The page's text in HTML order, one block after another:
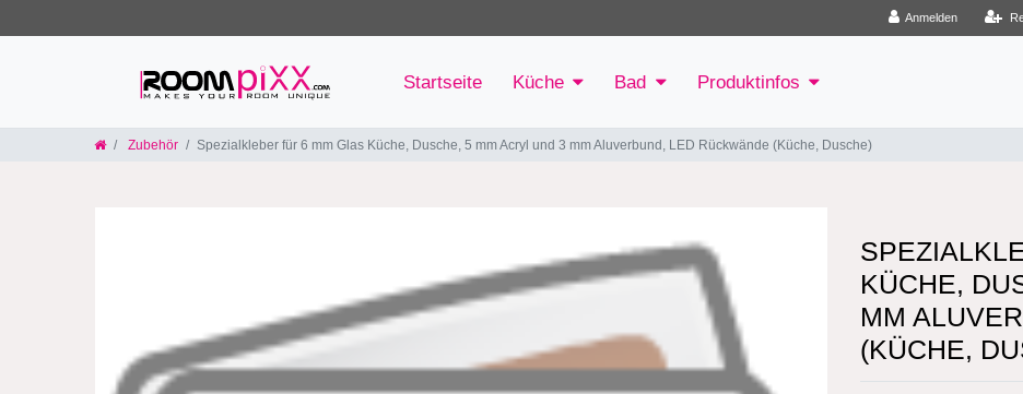
Anmelden
Startseite Küche Bad Produktinfos
Zubehör Spezialkleber für 6 mm Glas Küche, Dusche, 5 mm Acryl und 3 mm Aluverbund, LED Rückwände (Küche, Dusche)
KÜCHE,
MM
(KÜCHE,